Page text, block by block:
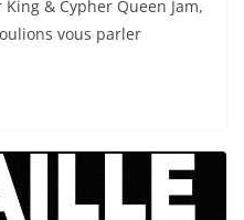
& Cypher Queen Jam,
vous parler